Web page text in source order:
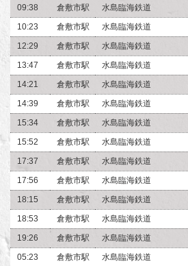
09:38
倉敷市駅
水島臨海鉄道
10:23
倉敷市駅
水島臨海鉄道
12:29
倉敷市駅
水島臨海鉄道
13:47
倉敷市駅
水島臨海鉄道
14:21
倉敷市駅
水島臨海鉄道
14:39
倉敷市駅
水島臨海鉄道
15:34
倉敷市駅
水島臨海鉄道
15:52
倉敷市駅
水島臨海鉄道
17:37
倉敷市駅
水島臨海鉄道
17:56
倉敷市駅
水島臨海鉄道
18:15
倉敷市駅
水島臨海鉄道
18:53
倉敷市駅
水島臨海鉄道
19:26
倉敷市駅
水島臨海鉄道
05:23
倉敷市駅
水島臨海鉄道